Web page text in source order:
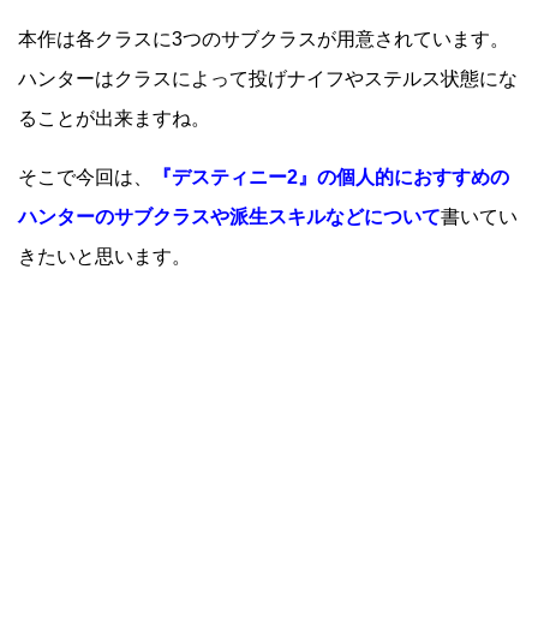
本作は各クラスに3つのサブクラスが用意されています。
ハンターはクラスによって投げナイフやステルス状態にな
ることが出来ますね。
そこで今回は、
『デスティニー2』の個人的におすすめの
ハンターのサブクラスや派生スキルなどについて書いてい
きたいと思います。